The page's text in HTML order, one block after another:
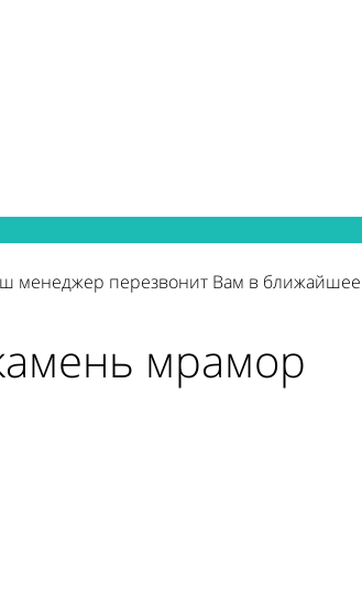
менеджер перезвонит Вам в
мрамор